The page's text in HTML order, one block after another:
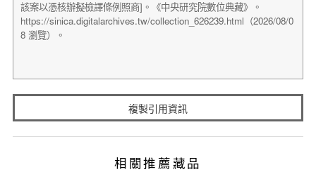
複製引用資訊
相關推薦藏品